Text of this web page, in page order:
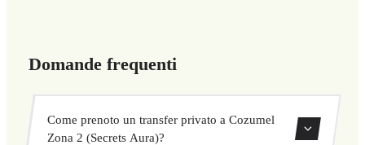
Domande frequenti
Come prenoto un transfer privato a Cozumel
Zona 2 (Secrets Aura)?